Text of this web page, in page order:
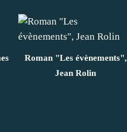
Roman "Les évènements",
Jean Rolin